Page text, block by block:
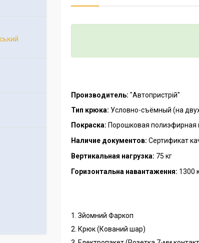
Производитель: "Автопристрій"
Тип крюка: Условно-съёмный (на
Покраска: Порошковая полиэфирная
Наличие документов: Сертификат
Вертикальная нагрузка: 75 кг
Горизонтальна навантаження: 1300
1. Зйомний Фаркоп
2. Крюк (Кований шар)